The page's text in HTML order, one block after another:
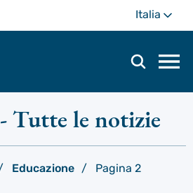
Italia
di
- Tutte le notizie
Educazione Pagina 2